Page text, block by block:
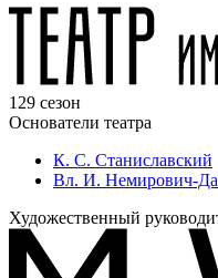
129 сезон
Основатели театра
К. С. Станиславский
Вл. И. Немирович-
Художественный